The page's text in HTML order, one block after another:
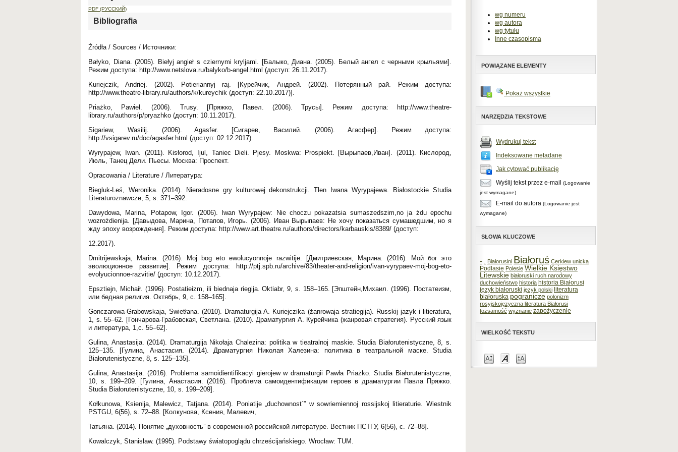
wg numeru
wg autora
wg tytułu
Inne czasopisma
POWIĄZANE ELEMENTY
Pokaż wszystkie
NARZĘDZIA TEKSTOWE
Wydrukuj tekst
Indeksowane metadane
Jak cytować publikację
Wyślij tekst przez e-mail
(Logowanie
jest wymagane)
E-mail do autora (Logowanie jest
wymagane)
SŁOWA KLUCZOWE
- . Białorusini Białoruś Cerkiew unicka
Podlasie Polesie Wielkie Księstwo
Litewskie białoruski ruch narodowy
duchowieństwo historia historia Białorusi
język białoruski język polski literatura
białoruska pogranicze polonizm
rosyjskojęzyczna literatura Białorusi
tożsamość wyznanie zapożyczenie
WIELKOŚĆ TEKSTU
PDF (РУССКИЙ)
Bibliografia
Źródła / Sources / Источники:
Bałyko, Diana. (2005). Biełyj angieł s cziernymi kryljami. [Балыко, Диана. (2005). Белый ангел с черными крыльями].
Режим доступа: http://www.netslova.ru/balyko/b-angel.html (доступ: 26.11.2017).
Kuriejczik, Andriej. (2002). Potieriannyj raj. [Курейчик, Андрей. (2002). Потерянный рай. Режим доступа:
http://www.theatre-library.ru/authors/k/kureychik (доступ: 22.10.2017)].
Priażko, Pawieł. (2006). Trusy. [Пряжко, Павел. (2006). Трусы]. Режим доступа: http://www.theatre-
library.ru/authors/p/pryazhko (доступ: 10.11.2017).
Sigariew, Wasilij. (2006). Agasfer. [Сигарев, Василий. (2006). Агасфер]. Режим доступа:
http://vsigarev.ru/doc/agasfer.html (доступ: 02.12.2017).
Wyrypajew, Iwan. (2011). Kisłorod, Ijul, Taniec Dieli. Pjesy. Moskwa: Prospiekt. [Вырыпаев,Иван]. (2011). Кислород,
Июль, Танец Дели. Пьесы. Москва: Проспект.
Opracowania / Literature / Литература:
Biegluk-Leś, Weronika. (2014). Nieradosne gry kulturowej dekonstrukcji. Tlen Iwana Wyrypajewa. Białostockie Studia
Literaturoznawcze, 5, s. 371–392.
Dawydowa, Marina, Potapow, Igor. (2006). Iwan Wyrypajew: Nie choczu pokazatsia sumaszedszim,no ja żdu epochu
wozrożdienija. [Давыдова, Марина, Потапов, Игорь. (2006). Иван Вырыпаев: Не хочу показаться сумашедшим, но я
жду эпоху возрождения]. Режим доступа: http://www.art.theatre.ru/authors/directors/karbauskis/8389/ (доступ:
12.2017).
Dmitrijewskaja, Marina. (2016). Moj bog eto ewolucyonnoje razwitije. [Дмитриевская, Марина. (2016). Мой бог это
эволюционное развитие]. Режим доступа: http://ptj.spb.ru/archive/83/theater-and-religion/ivan-vyrypaev-moj-bog-eto-
evolyucionnoe-razvitie/ (доступ: 10.12.2017).
Epsztiejn, Michaił. (1996). Postatieizm, ili biednaja riegija. Oktiabr, 9, s. 158–165. [Эпштейн,Михаил. (1996). Постатеизм,
или бедная религия. Октябрь, 9, с. 158–165].
Gonczarowa-Grabowskaja, Swietłana. (2010). Dramaturgija A. Kuriejczika (żanrowaja stratiegija). Russkij jazyk i litieratura,
1, s. 55–62. [Гончарова-Грабовская, Светлана. (2010). Драматургия А. Курейчика (жанровая стратегия). Русский язык
и литература, 1,с. 55–62].
Gulina, Anastasija. (2014). Dramaturgija Nikołaja Chalezina: politika w tieatralnoj maskie. Studia Białorutenistyczne, 8, s.
125–135. [Гулина, Анастасия. (2014). Драматургия Николая Халезина: политика в театральной маске. Studia
Białorutenistyczne, 8, s. 125–135].
Gulina, Anastasija. (2016). Problema samoidientifikacyi gierojew w dramaturgii Pawła Priażko. Studia Białorutenistyczne,
10, s. 199–209. [Гулина, Анастасия. (2016). Проблема самоидентификации героев в драматургии Павла Пряжко.
Studia Białorutenistyczne, 10, s. 199–209].
Kołkunowa, Ksienija, Malewicz, Tatjana. (2014). Poniatije „duchownost`” w sowriemiennoj rossijskoj litieraturie. Wiestnik
PSTGU, 6(56), s. 72–88. [Колкунова, Ксения, Малевич,
Татьяна. (2014). Понятие „духовность” в современной российской литературе. Вестник ПСТГУ, 6(56), с. 72–88].
Kowalczyk, Stanisław. (1995). Podstawy światopoglądu chrześcijańskiego. Wrocław: TUM.